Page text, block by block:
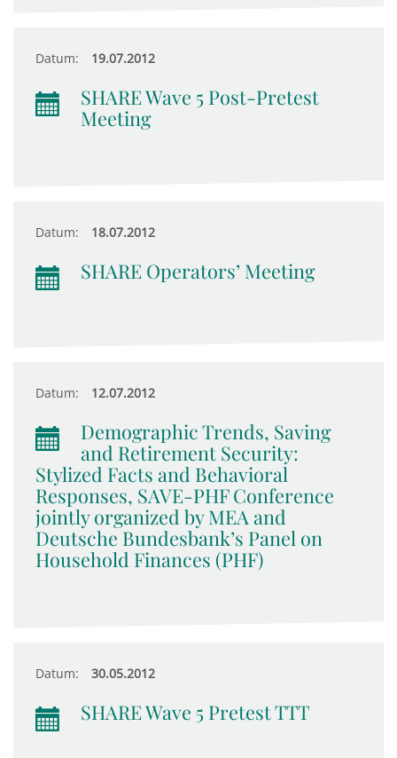
Datum: 19.07.2012
SHARE Wave 5 Post-Pretest
Meeting
Datum: 18.07.2012
SHARE Operators’ Meeting
Datum: 12.07.2012
Demographic Trends, Saving
and Retirement Security:
Stylized Facts and Behavioral
Responses, SAVE-PHF Conference
jointly organized by MEA and
Deutsche Bundesbank’s Panel on
Household Finances (PHF)
Datum: 30.05.2012
SHARE Wave 5 Pretest TTT